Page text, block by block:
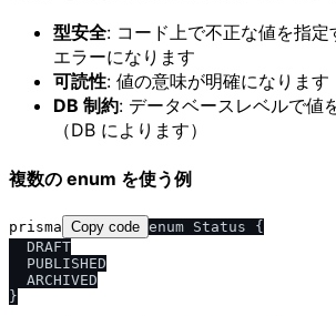
型安全: コード上で不正な値を指
エラーになります
可読性: 値の意味が明確になります
DB 制約: データベースレベルで値
（DB によります）
複数の enum を使う例
prisma Copy code enum Status {
  DRAFT
  PUBLISHED
  ARCHIVED